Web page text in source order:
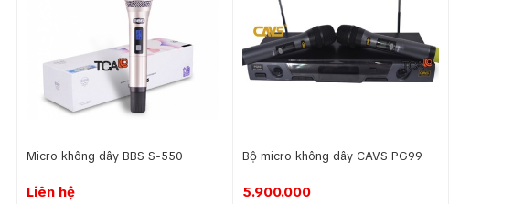
Micro không dây BBS S-550
Liên hệ
Bộ micro không dây CAVS PG99
5.900.000